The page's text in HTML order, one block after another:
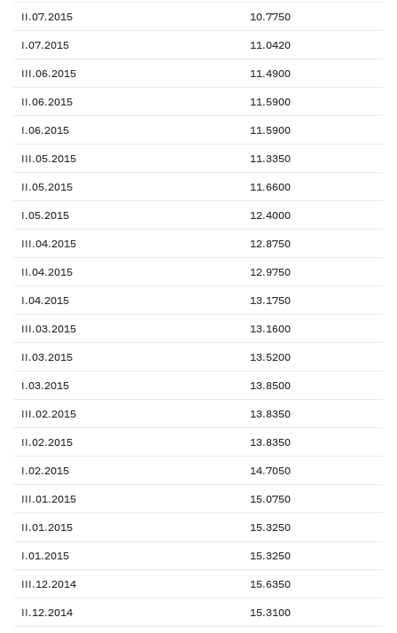
II.07.2015 10.7750
I.07.2015 11.0420
III.06.2015 11.4900
II.06.2015 11.5900
I.06.2015 11.5900
III.05.2015 11.3350
II.05.2015 11.6600
I.05.2015 12.4000
III.04.2015 12.8750
II.04.2015 12.9750
I.04.2015 13.1750
III.03.2015 13.1600
II.03.2015 13.5200
I.03.2015 13.8500
III.02.2015 13.8350
II.02.2015 13.8350
I.02.2015 14.7050
III.01.2015 15.0750
II.01.2015 15.3250
I.01.2015 15.3250
III.12.2014 15.6350
II.12.2014 15.3100